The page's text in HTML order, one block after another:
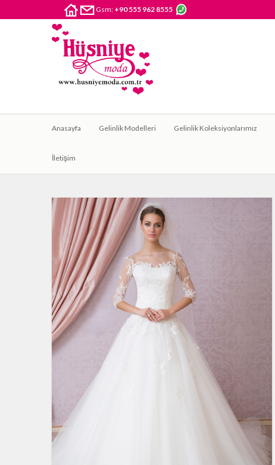
Gsm: +90 555 962 8555
Anasayfa Gelinlik Modelleri Gelinlik Koleksiyonlarımız
İletişim